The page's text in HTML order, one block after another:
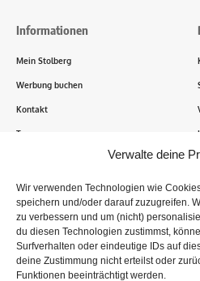
Verwalte deine
Wir verwenden Technologien wie
speichern und/oder darauf zuzugreifen.
zu verbessern und um (nicht)
du diesen Technologien zustimmst,
Surfverhalten oder eindeutige IDs auf
deine Zustimmung nicht erteilst oder
Funktionen beeinträchtigt werden.
Informationen
Mein Stolberg
Werbung buchen
Kontakt
Transparenz
Tausende Stolberger sind bereits
Informationen, Bilder und
recherchieren, sammeln